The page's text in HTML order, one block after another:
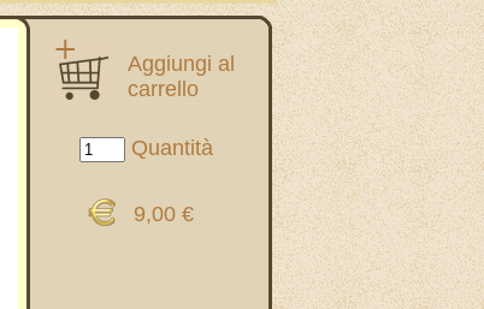
Aggiungi al
carrello
Quantità
9,00 €